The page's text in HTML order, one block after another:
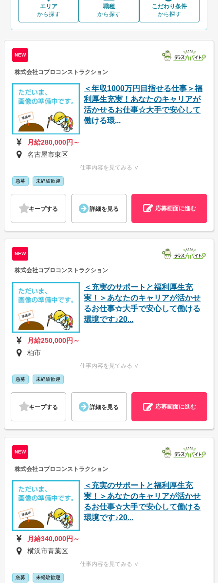
エリア
から探す
職種
から探す
こだわり条件
から探す
NEW
株式会社コプロコンストラクション
＜年収1000万円目指せる仕事＞福
利厚生充実！あなたのキャリアが
活かせるお仕事☆大手で安心して
働ける環...
月給280,000円～
名古屋市東区
仕事内容を見てみる ∨
急募 未経験歓迎
キープする 詳細を見る 応募画面に進む
NEW
株式会社コプロコンストラクション
＜充実のサポートと福利厚生充
実！＞あなたのキャリアが活かせ
るお仕事☆大手で安心して働ける
環境です♪20...
月給250,000円～
柏市
仕事内容を見てみる ∨
急募 未経験歓迎
キープする 詳細を見る 応募画面に進む
NEW
株式会社コプロコンストラクション
＜充実のサポートと福利厚生充
実！＞あなたのキャリアが活かせ
るお仕事☆大手で安心して働ける
環境です♪20...
月給340,000円～
横浜市青葉区
仕事内容を見てみる ∨
急募 未経験歓迎